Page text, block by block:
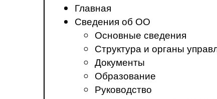
Главная
Сведения об ОО
Основные сведения
Структура и органы
Документы
Образование
Руководство